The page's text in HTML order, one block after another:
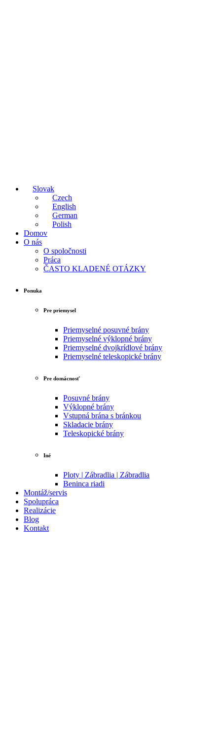
Slovak
Czech
English
German
Polish
Domov
O nás
O spoločnosti
Práca
ČASTO KLADENÉ OTÁZKY
Ponuka
Pre priemysel
Priemyselné posuvné brány
Priemyselné výklopné brány
Priemyselné dvojkrídlové brány
Priemyselné teleskopické brány
Pre domácnosť
Posuvné brány
Výklopné brány
Vstupná brána s bránkou
Skladacie brány
Teleskopické brány
Iné
Ploty | Zábradlia | Zábradlia
Beninca riadi
Montáž/servis
Spolupráca
Realizácie
Blog
Kontakt